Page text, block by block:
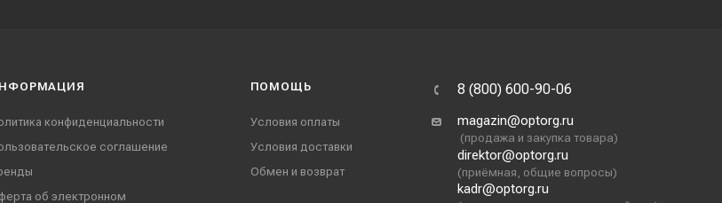
конфиденциальности
соглашение
об электронном
ПОМОЩЬ
Условия оплаты
Условия доставки
Обмен и возврат
8 (800) 600-90-06
magazin@optorg.ru
(продажа и закупка товара)
direktor@optorg.ru
(приёмная, общие вопросы)
kadr@optorg.ru